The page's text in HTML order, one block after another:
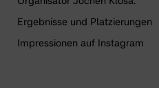
Ergebnisse und Platzierungen
Impressionen auf Instagram